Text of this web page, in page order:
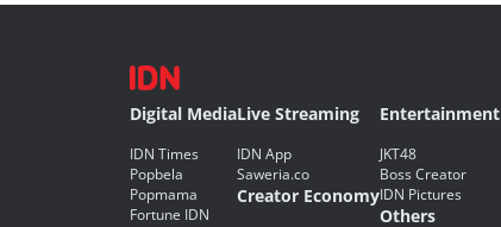
Digital Media
IDN Times
Popbela
Popmama
Fortune IDN
Live Streaming
IDN App
Saweria.co
Creator Economy
Entertainment
JKT48
Boss Creator
IDN Pictures
Others